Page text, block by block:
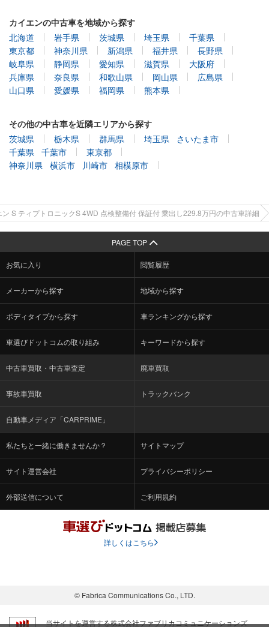
カイエンの中古車を地域から探す
北海道
岩手県 茨城県 埼玉県
千葉県
東京都
神奈川県 新潟県 福井県
長野県
岐阜県
静岡県 愛知県 滋賀県
大阪府
兵庫県
奈良県 和歌山県 岡山県
広島県
山口県
愛媛県 福岡県 熊本県
その他の中古車を近隣エリアから探す
茨城県
栃木県 群馬県 埼玉県
さいたま市
千葉県
千葉市
東京都
神奈川県
横浜市 川崎市 相模原市
S ティプトロニックS 4WD 点検整備付 保証付 乗出し229.8万円の中古車詳細
PAGE TOP
お気に入り 閲覧履歴
メーカーから探す 地域から探す
ボディタイプから探す 車ランキングから探す
車選びドットコムの取り組み キーワードから探す
中古車買取・中古車査定 廃車買取
事故車買取 トラックバンク
自動車メディア「CARPRIME」
私たちと一緒に働きませんか？ サイトマップ
サイト運営会社 プライバシーポリシー
外部送信について ご利用規約
詳しくはこちら
© Fabrica Communications Co., LTD.
当サイトを運営する株式会社ファブリカコミュニケーションズ